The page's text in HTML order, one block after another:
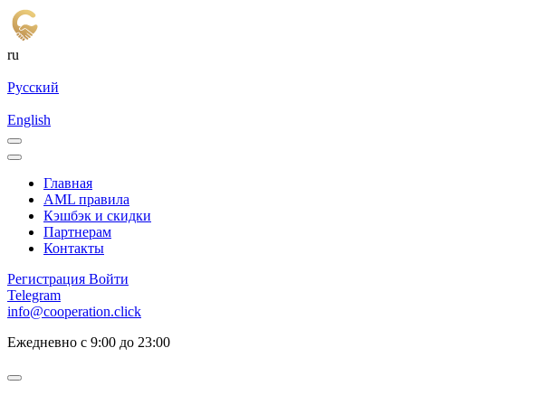
ru
Русский
English
Главная
AML правила
Кэшбэк и cкидки
Партнерам
Контакты
Регистрация Войти
Telegram
info@cooperation.click
Ежедневно с 9:00 до 23:00